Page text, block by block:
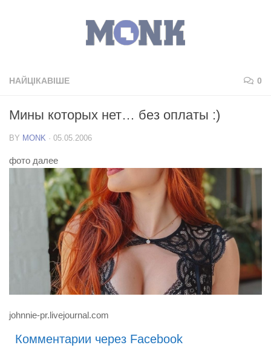
НАЙЦІКАВІШЕ 0
Мины которых нет… без оплаты :)
BY MONK · 05.05.2006
фото далее
johnnie-pr.livejournal.com
Комментарии через Facebook